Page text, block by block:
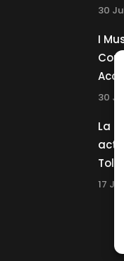
30
I
30
La
17